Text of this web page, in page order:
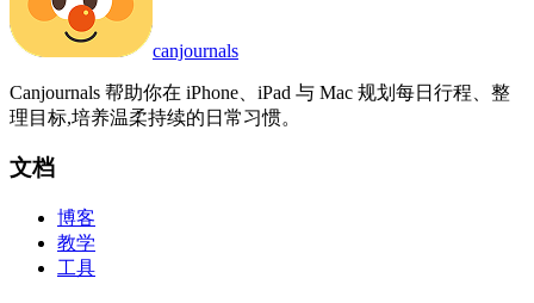
canjournals
Canjournals 帮助你在 iPhone、iPad 与 Mac 规划每日行程、整
理目标,培养温柔持续的日常习惯。
文档
博客
教学
工具